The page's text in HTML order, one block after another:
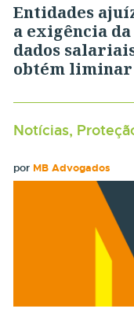
Entidades
a exigência
dados
obtém liminar
Notícias,
por MB Advogados